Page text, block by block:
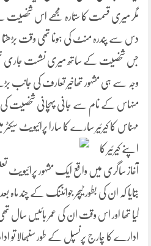
مگر میری قسمت کا ستارہ مجھے اس شخصیت
دس سے پندرہ منٹ کی ہونا تھی وقت بڑھتا
جس شخصیت کے ساتھ میری نشست جاری تھی
وجہ سے ہی مشہور تھاخیر تعارف کی جانب
منہاس کے نام سے جانی پہچانی شخصیت
مہناس کا کیرئیر سارے کا سارا پرائیویٹ
اپنے کیرئیر کا
آغاز ساگری میں واقع ایک مشہور
بتایا کہ ان کی بطور ٹیچر جوائننگ کے چند ماہ
گیا تھا اور اس وقت ان کی عمر بائیس سال
ادارے کا چارج پرنسپل کے طور سنبھالا تو